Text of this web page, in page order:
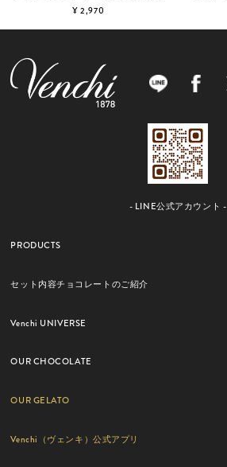
¥ 2,970
- LINE公式アカウント -
PRODUCTS
セット内容チョコレートのご紹介
Venchi UNIVERSE
OUR CHOCOLATE
OUR GELATO
Venchi（ヴェンキ）公式アプリ